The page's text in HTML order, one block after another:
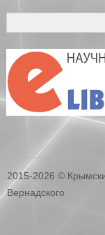
2015-2026 ©
Вернадского